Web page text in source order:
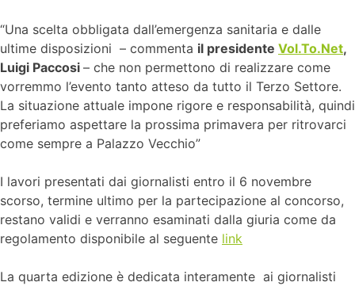
“Una scelta obbligata dall’emergenza sanitaria e dalle
ultime disposizioni – commenta il presidente Vol.To.Net,
Luigi Paccosi – che non permettono di realizzare come
vorremmo l’evento tanto atteso da tutto il Terzo Settore.
La situazione attuale impone rigore e responsabilità, quindi
preferiamo aspettare la prossima primavera per ritrovarci
come sempre a Palazzo Vecchio”
I lavori presentati dai giornalisti entro il 6 novembre
scorso, termine ultimo per la partecipazione al concorso,
restano validi e verranno esaminati dalla giuria come da
regolamento disponibile al seguente link
La quarta edizione è dedicata interamente ai giornalisti